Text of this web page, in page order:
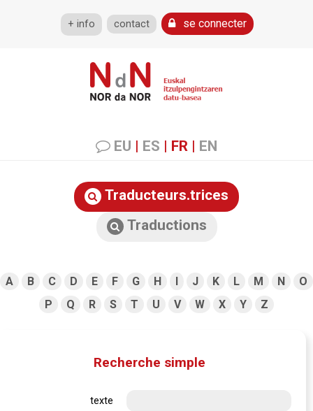
+ info contact se connecter
EU | ES | FR | EN
Traducteurs.trices
Traductions
A B C D E F G H I J K L M N
O
P
Q R S T U V W X Y Z
Recherche simple
texte